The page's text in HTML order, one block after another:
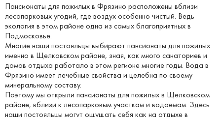
Услуги
Цены
Отзывы
Контакты
Пансионаты для пожилых в Фрязино расположены вблизи
лесопарковых угодий, где воздух особенно чистый. Ведь
экология в этом районе одна из самых благоприятных в
Подмосковье.
Многие наши постояльцы выбирают пансионаты для пожилых
именно в Щелковском районе, зная, как много санаториев и
домов отдыха работало в этом регионе многие годы. Вода в
Фрязино имеет лечебные свойства и целебна по своему
минеральному составу.
Поэтому мы открыли пансионаты для пожилых в Щелковском
районе, вблизи к лесопарковым участкам и водоемам. Здесь
наши постояльцы могут ощущать себя как на отдыхе в